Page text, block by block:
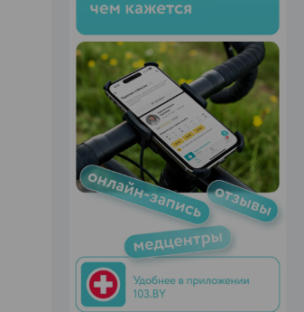
ЭФФЕКТИВНАЯ РЕКЛАМА НА САЙТЕ